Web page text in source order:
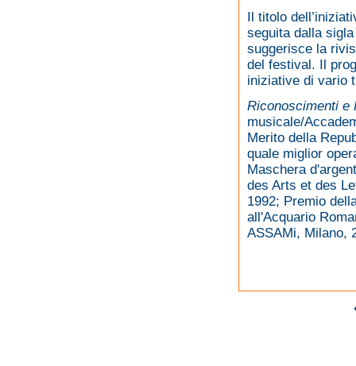
Il titolo
seguita dalla
suggerisce la
del festival. Il
iniziative di vario
Riconoscimenti e
musicale/
Merito della
quale miglior
Maschera
des Arts et des
1992; Premio
all'Acquario
ASSAMi, Milano,